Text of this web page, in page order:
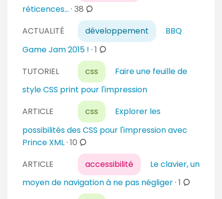
e
s
réticences... · 38 c
o
m
m
e
n
t
a
r
e
s
ACTUALITÉ développement
BBQ
Game Jam 2015 ! · 1 c
o
m
m
e
n
t
a
r
s
TUTORIEL css
Faire une feuille de
style CSS print pour l'impression
ARTICLE
css
Explorer les
possibilités des CSS pour l'impression avec
Prince XML· 10 c
o
m
ARTICLE accessibilité
Le clavier, un
moyen de navigation à ne pas négliger· 1 c